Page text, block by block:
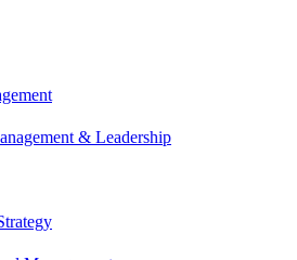
& Leadership